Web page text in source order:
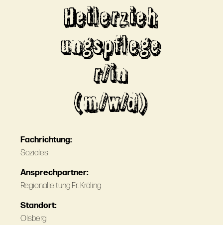
Heilerzieh
ungspflege
r/in
(m/w/d)
Fachrichtung:
Soziales
Ansprechpartner:
Regionalleitung Fr. Kräling
Standort:
Olsberg